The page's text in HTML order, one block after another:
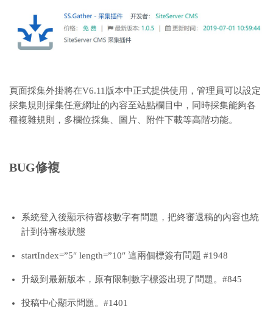
頁面採集外掛將在V6.11版本中正式提供使用，管理員可以設定
採集規則採集任意網址的內容至站點欄目中，同時採集能夠各
種複雜規則，多欄位採集、圖片、附件下載等高階功能。
BUG修複
系統登入後顯示待審核數字有問題，把終審退稿的內容也統
計到待審核狀態
startIndex=”5″ length=”10″ 這兩個標簽有問題 #1948
升級到最新版本，原有限制數字標簽出現了問題。#845
投稿中心顯示問題。#1401